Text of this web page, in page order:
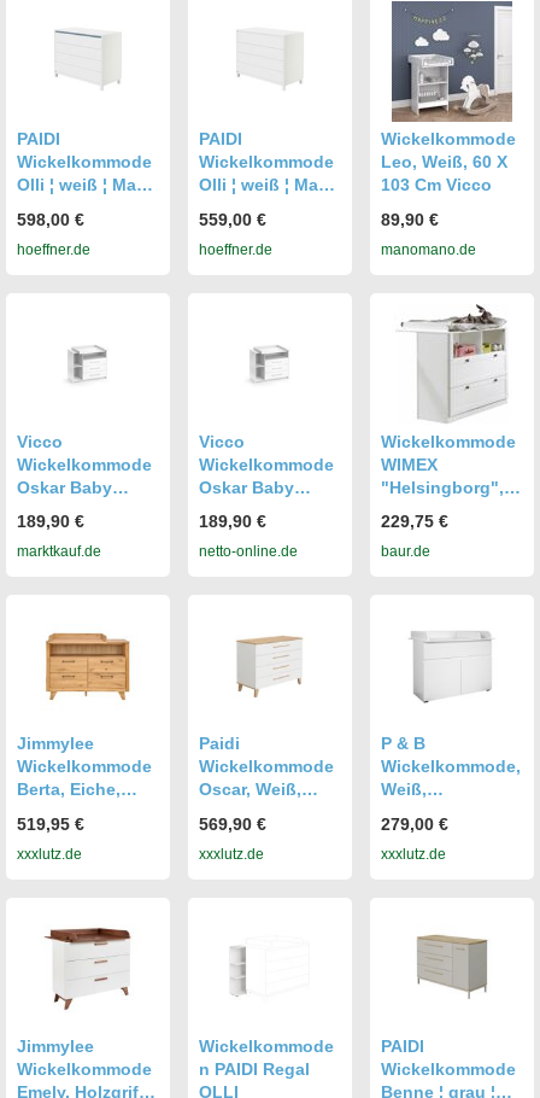
PAIDI
Wickelkommode
Olli ¦ weiß ¦ Maße
94,9 T: 56.1
598,00 €
hoeffner.de
PAIDI
Wickelkommode
Olli ¦ weiß ¦ Maße
94,9 T: 56.1
559,00 €
hoeffner.de
Wickelkommode
Leo, Weiß, 60 X
103 Cm Vicco
89,90 €
manomano.de
Vicco
Wickelkommode
Oskar Baby
Kommode
Wickeltisch Weiß
189,90 €
marktkauf.de
Vicco
Wickelkommode
Oskar Baby
Kommode
Wickeltisch Weiß
189,90 €
netto-online.de
Wickelkommode
WIMEX
"Helsingborg",
B:90cm H:93cm
T:75cm,
Wickelkommode
229,75 €
baur.de
Jimmylee
Wickelkommode
Berta, Eiche,
Hartholz,Hartholz
,teilmassiv,
Wickelkommode
n & Zubehör,
Wickelkommode
519,95 €
xxxlutz.de
Paidi
Wickelkommode
Oscar, Weiß,
massiv, 4
Schublade(n)
Engel, Goldenes
M, Babymöbel,
Wickelkommode
Wickelkommode
n
569,90 €
xxxlutz.de
P & B
Wickelkommode,
Weiß,
Fächer, 1
Schublade(n)
Wickelkommode
n & Zubehör,
Wickelkommode
279,00 €
xxxlutz.de
Jimmylee
Wickelkommode
Emely, Holzgriff,
Wickelkommode
n PAIDI Regal
OLLI
PAIDI
Wickelkommode
Benne ¦ grau ¦